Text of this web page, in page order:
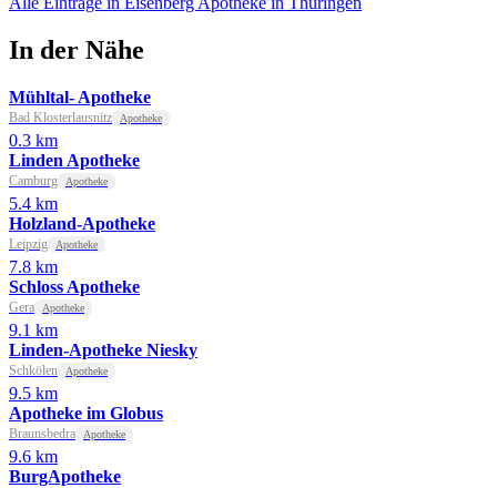
In der Nähe
Mühltal- Apotheke
Bad Klosterlausnitz Apotheke
0.3 km
Linden Apotheke
Camburg Apotheke
5.4 km
Holzland-Apotheke
Leipzig Apotheke
7.8 km
Schloss Apotheke
Gera Apotheke
9.1 km
Linden-Apotheke Niesky
Schkölen Apotheke
9.5 km
Apotheke im Globus
Braunsbedra Apotheke
9.6 km
BurgApotheke